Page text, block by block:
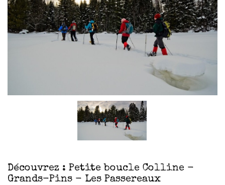
Découvrez : Petite boucle Colline -
Grands-Pins - Les Passereaux